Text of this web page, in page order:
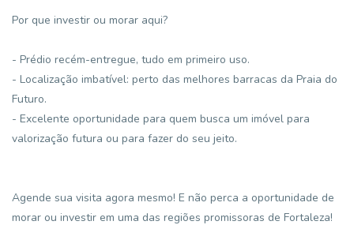
Por que investir ou morar aqui?
- Prédio recém-entregue, tudo em primeiro uso.
- Localização imbatível: perto das melhores barracas da Praia do
Futuro.
- Excelente oportunidade para quem busca um imóvel para
valorização futura ou para fazer do seu jeito.
Agende sua visita agora mesmo! E não perca a oportunidade de
morar ou investir em uma das regiões promissoras de Fortaleza!